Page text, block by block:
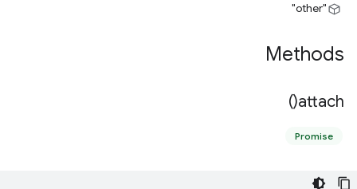
"other"
Methods
attach(
)
Promise